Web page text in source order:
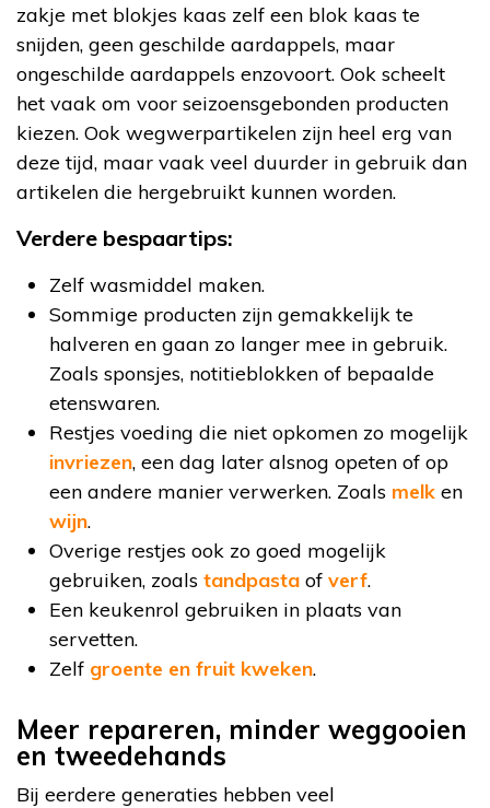
zakje met blokjes kaas zelf een blok kaas te
snijden, geen geschilde aardappels, maar
ongeschilde aardappels enzovoort. Ook scheelt
het vaak om voor seizoensgebonden producten
kiezen. Ook wegwerpartikelen zijn heel erg van
deze tijd, maar vaak veel duurder in gebruik dan
artikelen die hergebruikt kunnen worden.
Verdere bespaartips:
Zelf wasmiddel maken.
Sommige producten zijn gemakkelijk te
halveren en gaan zo langer mee in gebruik.
Zoals sponsjes, notitieblokken of bepaalde
etenswaren.
Restjes voeding die niet opkomen zo mogelijk
invriezen, een dag later alsnog opeten of op
een andere manier verwerken. Zoals melk en
wijn.
Overige restjes ook zo goed mogelijk
gebruiken, zoals tandpasta of verf.
Een keukenrol gebruiken in plaats van
servetten.
Zelf groente en fruit kweken.
Meer repareren, minder weggooien
en tweedehands
Bij eerdere generaties hebben veel